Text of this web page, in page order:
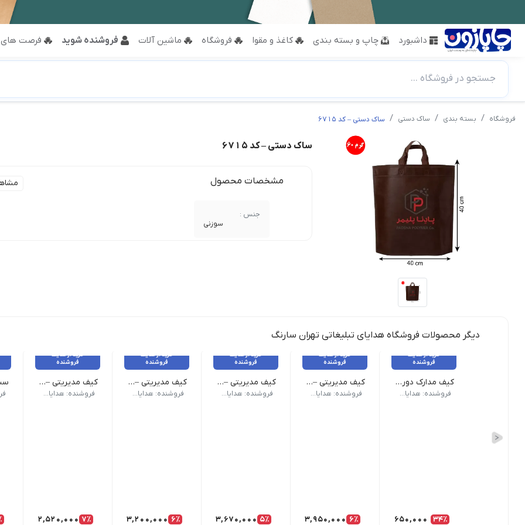
داشبورد چاپ و بسته بندی کاغذ و مقوا فروشگاه ماشین آلات فروشنده شوید فرصت
جستجو در فروشگاه ...
فروشگاه بسته بندی ساک دستی ساک دستی – کد ۶۷۱۵
ساک دستی – کد ۶۷۱۵
مشخصات محصول
جنس :
سوزنی
دیگر محصولات فروشگاه هدایای تبلیغاتی تهران سارنگ
خرید از سایت
فروشنده
کیف مدارک دورزیپ – کد 6777
ویژگی های کیف مدارک دورزیپ چرم طبیعی: جنس: چرم طبیعی | دارای بند مچی رنگ: قهوه ای تک رنگ | ورن: ۸۰ گرم قابلییت داغکوب و حک لیزر | به همراه جعبه مقوایی اختصاصی
فروشنده: هدایای تبلیغاتی تهران سارنگ
34٪
650,000
خرید از سایت
فروشنده
کیف مدیریتی – کد6743
کیف مدیریتی چرم طبیعی : | دوطرفه یا دورو(دو طبله، قفل رمز دار) رویه کار یک قفل سه رمز و
فروشنده: هدایای تبلیغاتی تهران سارنگ
6٪ 3,950,000
خرید از سایت
فروشنده
کیف مدیریتی – کد6745
کیف مدیریتی چرم طبیعی: کیف اداری چرم طبیعی دو طبله تک قفل دور دوخت دارای قفل 3رمز | دارای یک بند دوشی با قابلیت تنظیم و یک بند کوتاه دستی جهت حمل کیف پشت کیف دارای یک محفظه زیپدار | چرم طبیعی گاوی دارای فضای چاپ بسیار مناسب برای برندینگ | این محصول تولیدی
فروشنده: هدایای تبلیغاتی تهران سارنگ
5٪ 3,670,000
خرید از سایت
فروشنده
کیف مدیریتی – کد6881
کیف مدیریتی چرم طبیعی : کیف اداری چرم طبیعی
فروشنده: هدایای تبلیغاتی تهران سارنگ
6٪ 3,200,000
خرید از سایت
فروشنده
کیف مدیریتی – کد6746
کیف اداری چرم طبیعی:
فروشنده: هدایای تبلیغاتی تهران سارنگ
7٪ 2,520,000